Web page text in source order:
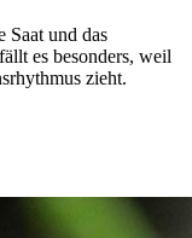
Saat und das
es besonders, weil
zieht.